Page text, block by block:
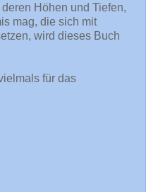
Höhen und Tiefen,
mag, die sich mit
wird dieses Buch
für das